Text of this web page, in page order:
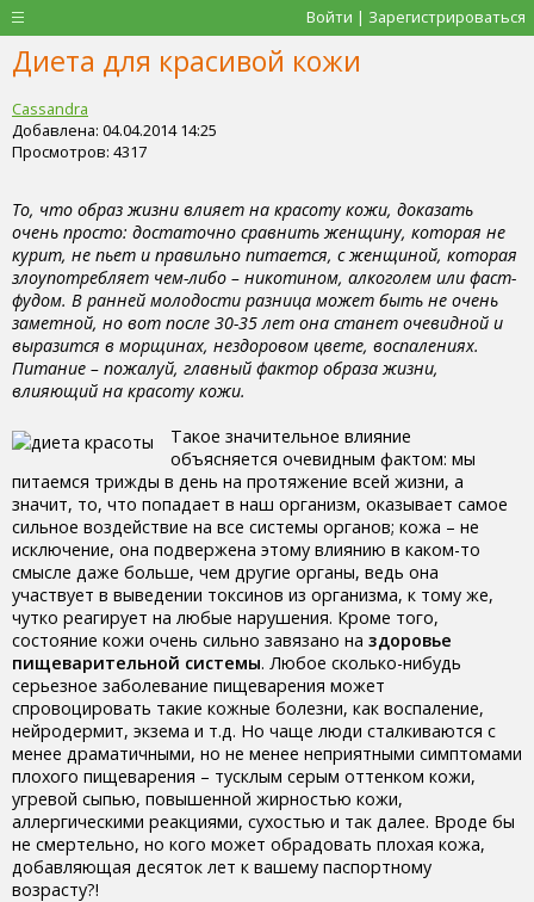
Войти | Зарегистрироваться
Диета для красивой кожи
Cassandra
Добавлена: 04.04.2014 14:25
Просмотров: 4317
То, что образ жизни влияет на красоту кожи, доказать
очень просто: достаточно сравнить женщину, которая не
курит, не пьет и правильно питается, с женщиной, которая
злоупотребляет чем-либо – никотином, алкоголем или фаст-
фудом. В ранней молодости разница может быть не очень
заметной, но вот после 30-35 лет она станет очевидной и
выразится в морщинах, нездоровом цвете, воспалениях.
Питание – пожалуй, главный фактор образа жизни,
влияющий на красоту кожи.
Такое значительное влияние
объясняется очевидным фактом: мы
питаемся трижды в день на протяжение всей жизни, а
значит, то, что попадает в наш организм, оказывает самое
сильное воздействие на все системы органов; кожа – не
исключение, она подвержена этому влиянию в каком-то
смысле даже больше, чем другие органы, ведь она
участвует в выведении токсинов из организма, к тому же,
чутко реагирует на любые нарушения. Кроме того,
состояние кожи очень сильно завязано на здоровье
пищеварительной системы. Любое сколько-нибудь
серьезное заболевание пищеварения может
спровоцировать такие кожные болезни, как воспаление,
нейродермит, экзема и т.д. Но чаще люди сталкиваются с
менее драматичными, но не менее неприятными симптомами
плохого пищеварения – тусклым серым оттенком кожи,
угревой сыпью, повышенной жирностью кожи,
аллергическими реакциями, сухостью и так далее. Вроде бы
не смертельно, но кого может обрадовать плохая кожа,
добавляющая десяток лет к вашему паспортному
возрасту?!